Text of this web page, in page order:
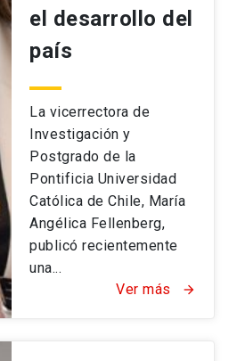
el desarrollo del
país
La vicerrectora de
Investigación y
Postgrado de la
Pontificia Universidad
Católica de Chile, María
Angélica Fellenberg,
publicó recientemente
una...
Ver más
arrow_forward